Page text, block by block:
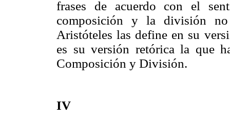
frases de acuerdo con el
composición y la división
Aristóteles las define en su
es su versión retórica la que
Composición y División.
IV